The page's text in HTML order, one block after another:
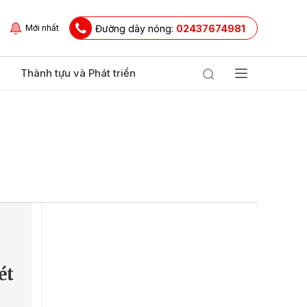
Mới nhất Đường dây nóng: 02437674981
Thành tựu và Phát triển